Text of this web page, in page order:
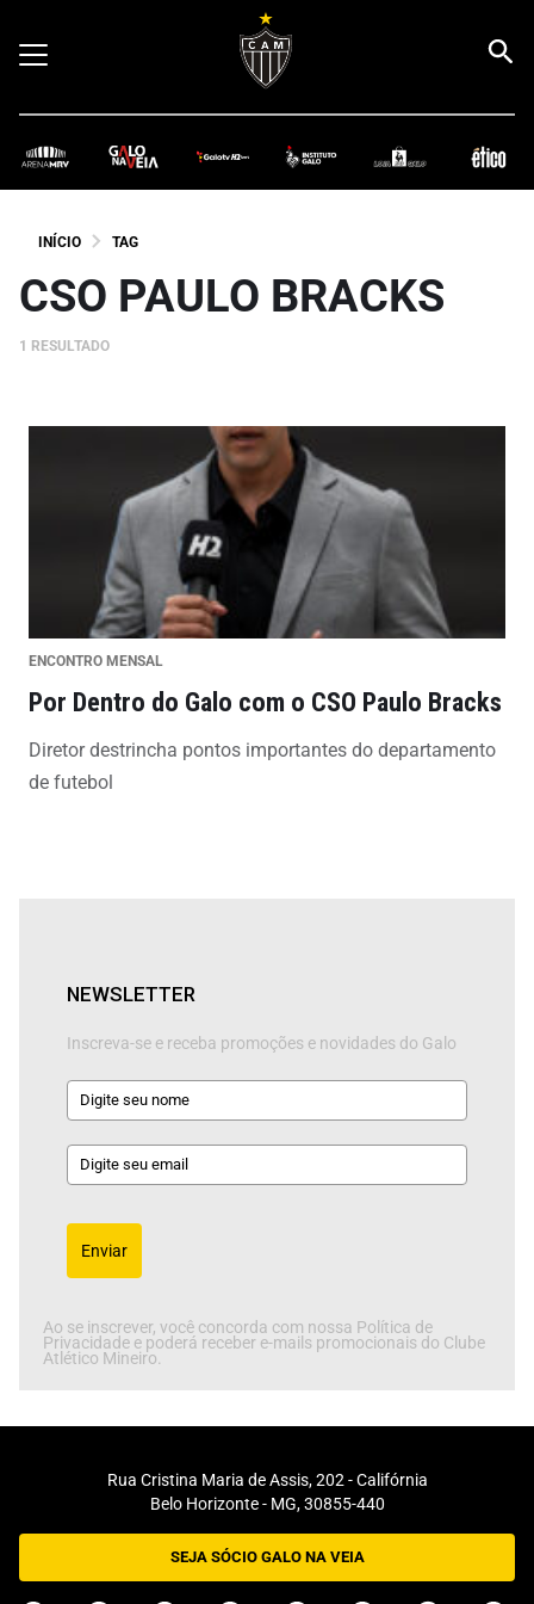
INÍCIO TAG
CSO PAULO BRACKS
1 RESULTADO
ENCONTRO MENSAL
Por Dentro do Galo com o CSO Paulo Bracks
Diretor destrincha pontos importantes do departamento
de futebol
NEWSLETTER
Inscreva-se e receba promoções e novidades do Galo
Enviar
Ao se inscrever, você concorda com nossa Política de
Privacidade e poderá receber e-mails promocionais do Clube
Atlético Mineiro.
Rua Cristina Maria de Assis, 202 - Califórnia
Belo Horizonte - MG, 30855-440
SEJA SÓCIO GALO NA VEIA